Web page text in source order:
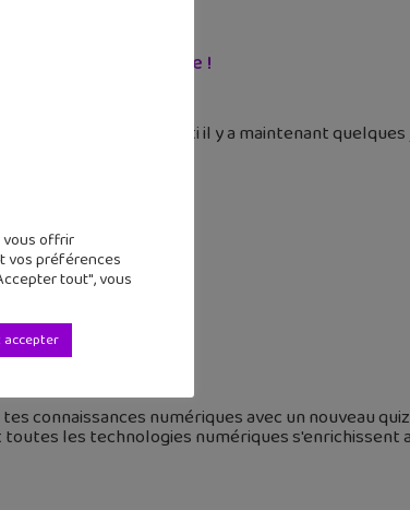
de Mario Kart Deluxe !
Kart Deluxe est sorti il y a maintenant
#16
connaissances numériques avec un nouveau
les technologies numériques s'enrichissent
vous offrir
vos préférences
tout", vous
accepter